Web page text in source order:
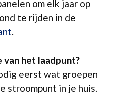
om elk jaar op
te rijden in de
.
van het laadpunt?
eerst wat groepen
stroompunt in je huis.